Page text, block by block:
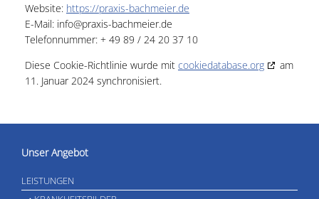
Website: https://praxis-bachmeier.de
E-Mail: info@praxis-bachmeier.de
Telefonnummer: + 49 89 / 24 20 37 10
Diese Cookie-Richtlinie wurde mit cookiedatabase.org
am
11. Januar 2024 synchronisiert.
Unser Angebot
LEISTUNGEN